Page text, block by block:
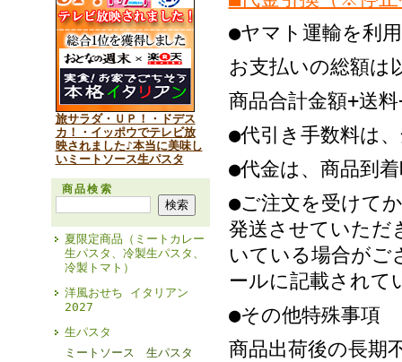
旅サラダ・ＵＰ！・ドデス
カ！・イッポウでテレビ放
映されました♪本当に美味し
いミートソース生パスタ
商品検索
夏限定商品（ミートカレー
生パスタ、冷製生パスタ、
冷製トマト）
洋風おせち イタリアン
2027
生パスタ
ミートソース 生パスタ
●ヤマト運輸を利
お支払いの総額は
商品合計金額+送
●代引き手数料は
●代金は、商品到
●ご注文を受けて
発送させていただ
いている場合がご
ールに記載されて
●その他特殊事項
商品出荷後の長期